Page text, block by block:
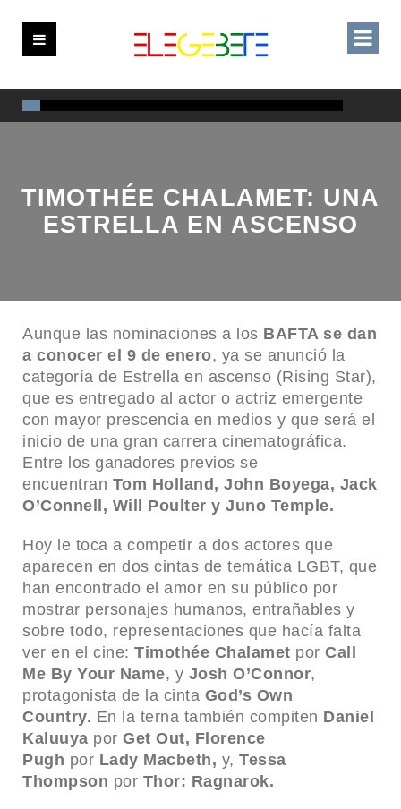
TIMOTHÉE CHALAMET: UNA
ESTRELLA EN ASCENSO
Aunque las nominaciones a los BAFTA se dan
a conocer el 9 de enero, ya se anunció la
categoría de Estrella en ascenso (Rising Star),
que es entregado al actor o actriz emergente
con mayor prescencia en medios y que será el
inicio de una gran carrera cinematográfica.
Entre los ganadores previos se
encuentran Tom Holland, John Boyega, Jack
O’Connell, Will Poulter y Juno Temple.
Hoy le toca a competir a dos actores que
aparecen en dos cintas de temática LGBT, que
han encontrado el amor en su público por
mostrar personajes humanos, entrañables y
sobre todo, representaciones que hacía falta
ver en el cine: Timothée Chalamet por Call
Me By Your Name, y Josh O’Connor,
protagonista de la cinta God’s Own
Country. En la terna también compiten Daniel
Kaluuya por Get Out, Florence
Pugh por Lady Macbeth, y, Tessa
Thompson por Thor: Ragnarok.